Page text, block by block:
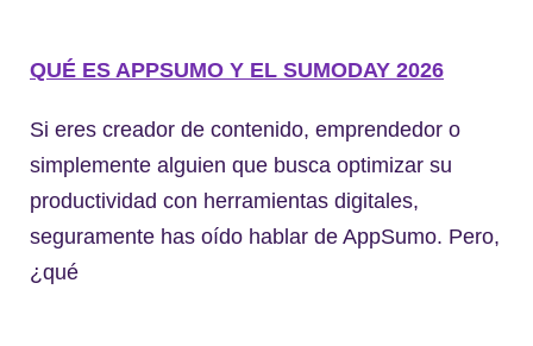
QUÉ ES APPSUMO Y EL SUMODAY 2026
Si eres creador de contenido, emprendedor o
simplemente alguien que busca optimizar su
productividad con herramientas digitales,
seguramente has oído hablar de AppSumo. Pero,
¿qué